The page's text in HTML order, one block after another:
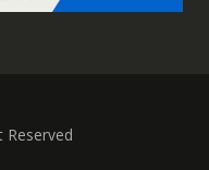
Reserved